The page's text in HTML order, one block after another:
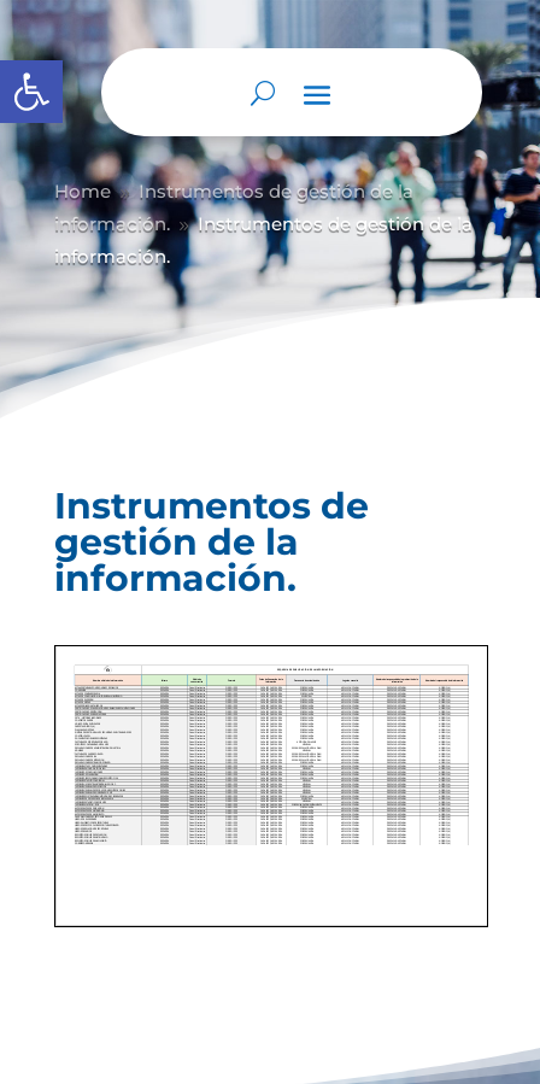
Abrir barra de herramientas
Home 9 Instrumentos de gestión de la
información. 9 Instrumentos de gestión de la
información.
Instrumentos de
gestión de la
información.